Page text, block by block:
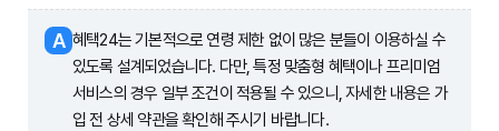
A 혜택24는 기본적으로 연령 제한 없이 많은 분들이 이용하실 수
있도록 설계되었습니다. 다만, 특정 맞춤형 혜택이나 프리미엄
서비스의 경우 일부 조건이 적용될 수 있으니, 자세한 내용은 가
입 전 상세 약관을 확인해 주시기 바랍니다.